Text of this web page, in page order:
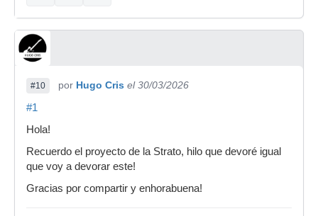
#10 por Hugo Cris el 30/03/2026
#1
Hola!
Recuerdo el proyecto de la Strato, hilo que devoré igual
que voy a devorar este!
Gracias por compartir y enhorabuena!